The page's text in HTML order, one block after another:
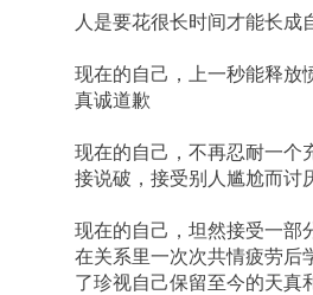
人是要花很长时间才能长成
现在的自己，上一秒能释放
真诚道歉
现在的自己，不再忍耐一个
接说破，接受别人尴尬而讨
现在的自己，坦然接受一部
在关系里一次次共情疲劳后
了珍视自己保留至今的天真